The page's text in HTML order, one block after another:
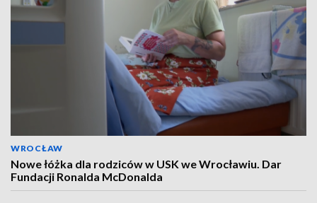
WROCŁAW
Nowe łóżka dla rodziców w USK we Wrocławiu. Dar
Fundacji Ronalda McDonalda